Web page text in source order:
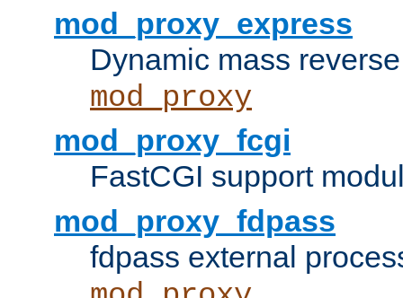
mod_proxy_express
Dynamic mass
mod_proxy
mod_proxy_fcgi
FastCGI support
mod_proxy_fdpass
fdpass external